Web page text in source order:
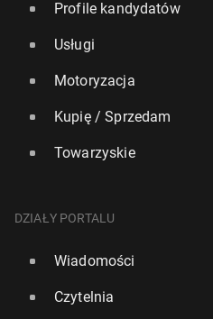
Profile kandydatów
Usługi
Motoryzacja
Kupię / Sprzedam
Towarzyskie
DZIAŁY PORTALU
Wiadomości
Czytelnia